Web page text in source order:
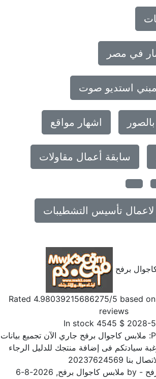
في مصر
استديو صوت
اشهار مواقع
سابقة أعمال مقاولات
تأسيس التشطيبات
برفح
Rated4.98039215686275 /5 based
reviews
$
4545
In stock
ملابس كاجوال برفح جاري الآن تجميع بيانات
سيادتكم فى إضافة منتجك للدليل الرجاء
بنا 20237624569
- by ملابس كاجوال برفح,
2026-8-6